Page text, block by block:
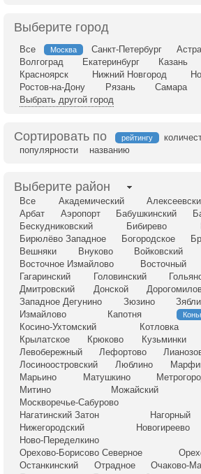
Выберите город
Все Москва Санкт-Петербург
Волгоград
Екатеринбург Казань
Красноярск
Нижний Новгород
Ростов-на-Дону
Рязань Самара
Выбрать другой город
Сортировать по рейтингу
популярности
названию
Выберите район
Все Академический
Арбат
Аэропорт Бабушкинский
Бескудниковский
Бибирево
Бирюлёво Западное
Богородское
Вешняки
Внуково Войковский
Восточное Измайлово
Восточный
Гагаринский
Головинский
Дмитровский
Донской
Западное Дегунино
Зюзино
Измайлово
Капотня
Косино-Ухтомский
Котловка
Крылатское
Крюково Кузьминки
Левобережный
Лефортово
Лосиноостровский
Люблино
Марьино
Матушкино
Митино
Можайский
Москворечье-Сабурово
Нагатинский Затон
Нагорный
Нижегородский
Новогиреево
Ново-Переделкино
Орехово-Борисово Северное
Останкинский
Отрадное Очаково-